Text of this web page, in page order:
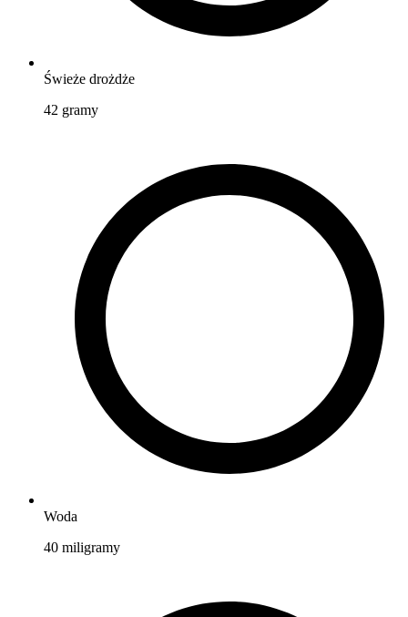
Świeże drożdże
42 gramy
Woda
40 miligramy